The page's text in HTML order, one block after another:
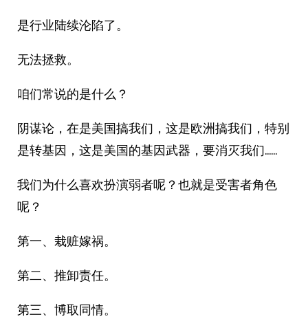
是行业陆续沦陷了。
无法拯救。
咱们常说的是什么？
阴谋论，在是美国搞我们，这是欧洲搞我们，特别
是转基因，这是美国的基因武器，要消灭我们……
我们为什么喜欢扮演弱者呢？也就是受害者角色
呢？
第一、栽赃嫁祸。
第二、推卸责任。
第三、博取同情。